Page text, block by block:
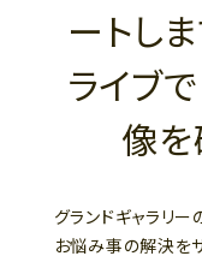
ートし
ライブ
像を
グランドギャラリ
お悩み事の解決を